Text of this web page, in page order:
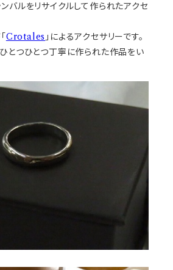
バルをリサイクルして作られたアクセ
Crotales 」によるアクセサリーです。
とつひとつ丁寧に作られた作品をい